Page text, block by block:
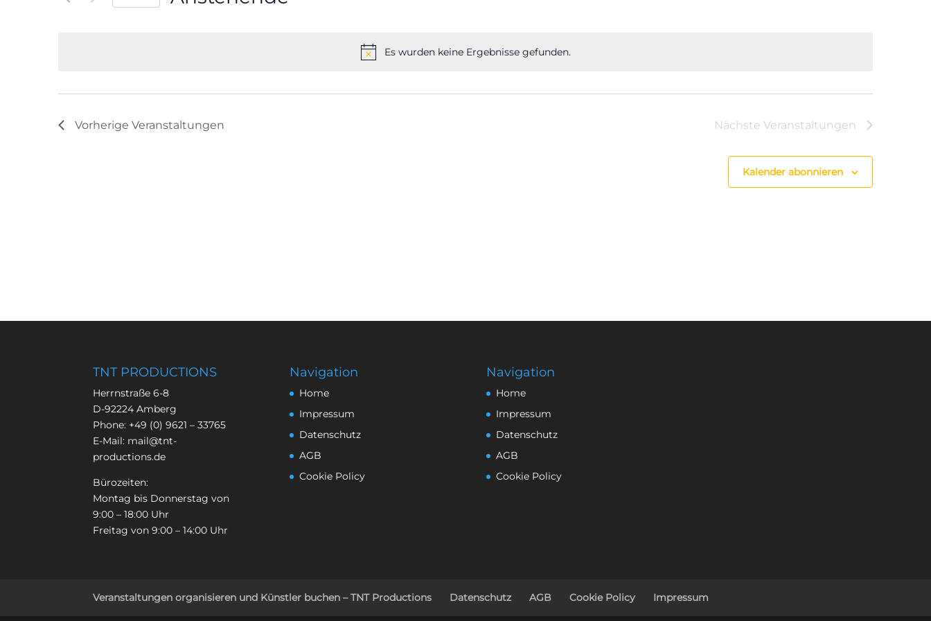
Hinweis
Es wurden keine Ergebnisse gefunden.
Vorherige Veranstaltungen Nächste Veranstaltungen
Kalender abonnieren
TNT PRODUCTIONS
Herrnstraße 6-8
D-92224 Amberg
Phone: +49 (0) 9621 – 33765
E-Mail: mail@tnt-
productions.de
Bürozeiten:
Montag bis Donnerstag von
9:00 – 18:00 Uhr
Freitag von 9:00 – 14:00 Uhr
Navigation
Home
Impressum
Datenschutz
AGB
Cookie Policy
Navigation
Home
Impressum
Datenschutz
AGB
Cookie Policy
Veranstaltungen organisieren und Künstler buchen – TNT Productions Datenschutz AGB Cookie Policy Impressum